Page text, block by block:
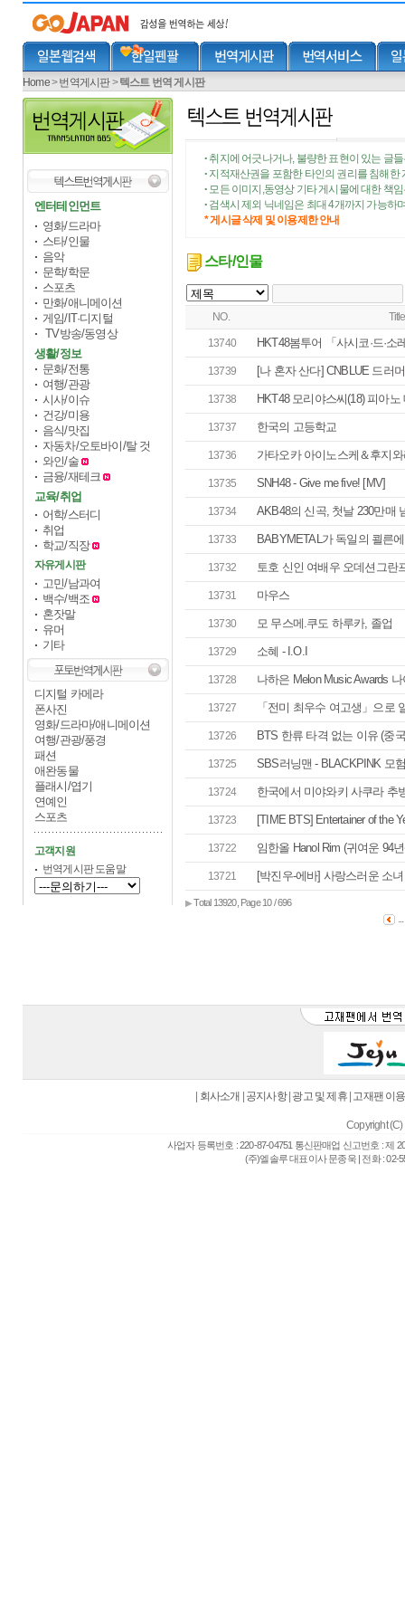
Home>번역게시판>텍스트 번역 게시판
엔터테인먼트
영화/드라마
스타/인물
음악
문학/학문
스포츠
만화/애니메이션
게임/IT·디지털
TV방송/동영상
생활/정보
문화/전통
여행/관광
시사/이슈
건강/미용
음식/맛집
자동차/오토바이/탈 것
와인/술
금융/재테크
교육/취업
어학/스터디
취업
학교/직장
자유게시판
고민/남과여
백수/백조
혼잣말
유머
기타
디지털 카메라
폰사진
영화/드라마/애니메이션
여행/관광/풍경
패션
애완동물
플래시/엽기
연예인
스포츠
고객지원
번역게시판 도움말
• 취지에 어긋나거나, 불량한 표현이 있는 글
• 지적재산권을 포함한 타인의 권리를 침해한
• 모든 이미지,동영상 기타 게시물에 대한 책
• 검색시 제외 닉네임은 최대 4개까지 가능하
* 게시글 삭제 및 이용제한 안내
스타/인물
NO. Title
13740 HKT48봄투어 「사시코·드·소
13739 [나 혼자 산다] CNBLUE 드러
13738 HKT48 모리야스씨(18) 피아
13737 한국의 고등학교
13736 가타오카 아이노스케＆후지
13735 SNH48 - Give me five! [MV]
13734 AKB48의 신곡, 첫날 230만매
13733 BABYMETAL가 독일의 쾰른
13732 토호 신인 여배우 오데션그란
13731 마우스
13730 모 무스메.쿠도 하루카, 졸업
13729 소혜 - I.O.I
13728 나하은 Melon Music Awards
13727 「전미 최우수 여고생」으로
13726 BTS 한류 타격 없는 이유 (중
13725 SBS러닝맨 - BLACKPINK 모
13724 한국에서 미야와키 사쿠라 추
13723 [TIME BTS] Entertainer of the
13722 임한올 Hanol Rim (귀여운 94
13721 [박진우-에바] 사랑스러운 소
▶ Total 13920, Page 10 / 696
...
회사소개 공지사항| 광고 및 제휴| 고재팬 이
Copyright (C)
사업자 등록번호 : 220-87-04751 통신판매업 신고번호 : 제
(주)엘솔루 대표이사 문종욱 | 전화 : 02-